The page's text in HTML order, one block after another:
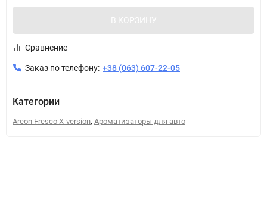
В КОРЗИНУ
Сравнение
Заказ по телефону: +38 (063) 607-22-05
Категории
Areon Fresco X-version, Ароматизаторы для авто